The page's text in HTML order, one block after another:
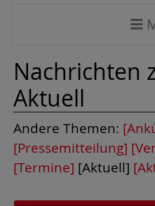
Nachrichten
Aktuell
Andere Themen:
[Pressemitteilung]
[Termine] [Aktuell]